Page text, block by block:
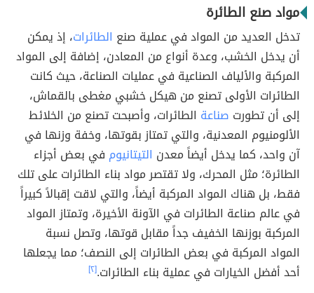
مواد صنع الطائرة
تدخل العديد من المواد في عملية صنع الطائرات، إذ يمكن
أن يدخل الخشب، وعدة أنواع من المعادن، إضافة إلى المواد
المركبة والألياف الصناعية في عمليات الصناعة، حيث كانت
الطائرات الأولى تصنع من هيكل خشبي مغطى بالقماش،
إلى أن تطورت صناعة الطائرات، وأصبحت تصنع من الخلائط
الألومنيوم المعدنية، والتي تمتاز بقوتها، وخفة وزنها في
آن واحد، كما يدخل أيضاً معدن التيتانيوم في بعض أجزاء
الطائرة؛ مثل المحرك، ولا تقتصر مواد بناء الطائرات على تلك
فقط، بل هناك المواد المركبة أيضاً، والتي لاقت إقبالاً كبيراً
في عالم صناعة الطائرات في الآونة الأخيرة، وتمتاز المواد
المركبة بوزنها الخفيف جداً مقابل قوتها، وتصل نسبة
المواد المركبة في بعض الطائرات إلى النصف؛ مما يجعلها
أحد أفضل الخيارات في عملية بناء الطائرات.[٢]